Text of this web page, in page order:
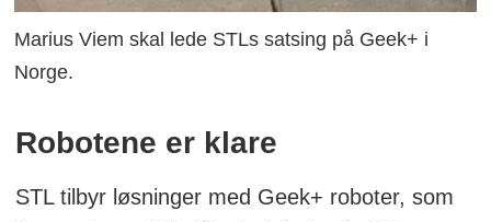
Marius Viem skal lede STLs satsing på Geek+ i
Norge.
Robotene er klare
STL tilbyr løsninger med Geek+ roboter, som